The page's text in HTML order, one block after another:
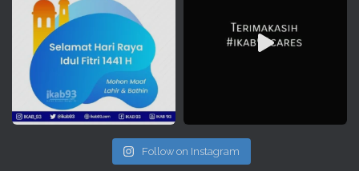
Follow on Instagram